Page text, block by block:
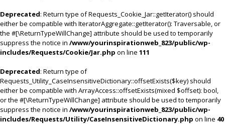
Deprecated: Return type of Requests_Cookie_Jar::getIterator() should
either be compatible with IteratorAggregate::getIterator(): Traversable, or
the #[\ReturnTypeWillChange] attribute should be used to temporarily
suppress the notice in /www/yourinspirationweb_823/public/wp-
includes/Requests/Cookie/Jar.php on line 111
Deprecated: Return type of
Requests_Utility_CaseInsensitiveDictionary::offsetExists($key) should
either be compatible with ArrayAccess::offsetExists(mixed $offset): bool,
or the #[\ReturnTypeWillChange] attribute should be used to temporarily
suppress the notice in /www/yourinspirationweb_823/public/wp-
includes/Requests/Utility/CaseInsensitiveDictionary.php on line 40